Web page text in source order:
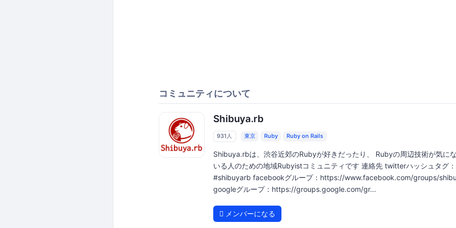
コミュニティについて
Shibuya.rb
931人 東京 Ruby Ruby on Rails
Shibuya.rbは、渋谷近郊のRubyが好きだったり、 Rubyの周辺技術が気に
いる人のための地域Rubyistコミュニティです 連絡先 twitterハッシュタグ：
#shibuyarb facebookグループ：https://www.facebook.com/groups/
googleグループ：https://groups.google.com/gr...
メンバーになる